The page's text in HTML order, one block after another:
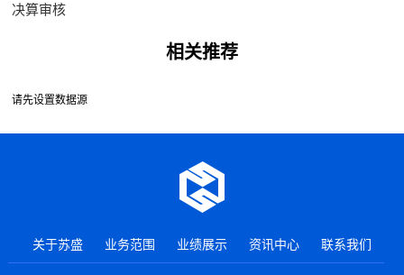
决算审核
相关推荐
请先设置数据源
关于苏盛 业务范围 业绩展示 资讯中心 联系我们